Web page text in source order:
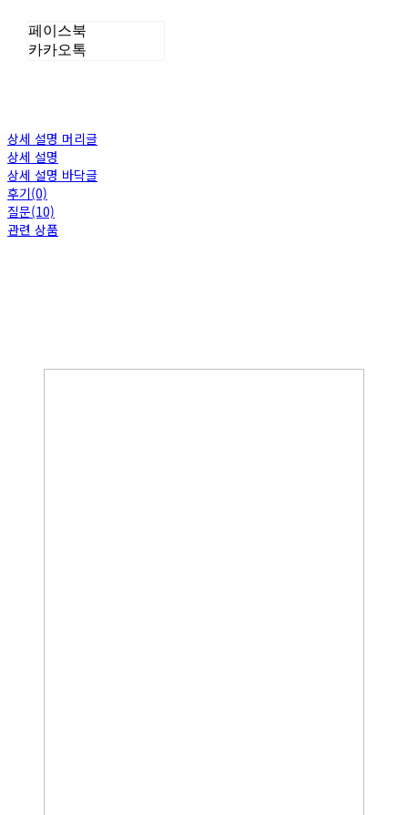
페이스북
카카오톡
상세 설명 머리글
상세 설명
상세 설명 바닥글
후기(0)
질문(10)
관련 상품